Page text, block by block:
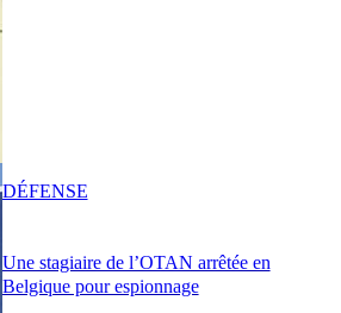
Une stagiaire de l’OTAN arrêtée en
Belgique pour espionnage
DÉFENSE